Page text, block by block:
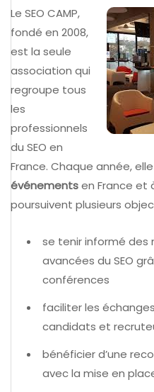
Le SEO CAMP,
fondé en 2008,
est la seule
association qui
regroupe tous
les
professionnels
du SEO en
France. Chaque année,
événementsen France et
poursuivent plusieurs
se tenir informé
avancées du SEO
conférences
faciliter les
candidats et
bénéficier d’une
avec la mise en